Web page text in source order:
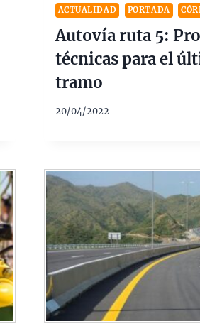
ACTUALIDAD PORTADA
Autovía ruta 5:
técnicas para el
tramo
20/04/2022